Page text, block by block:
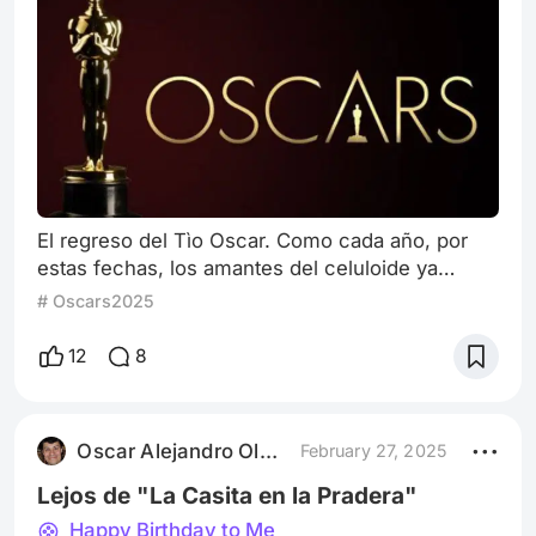
El regreso del Tìo Oscar. Como cada año, por
estas fechas, los amantes del celuloide ya
comenzamos a palpitar la entrega de los
séptimo arte: Los Oscar de La Academia. Esto
adivinando presentadores o despotricando
porque tal o cual film, actor, actriz o compositor
no integra l
# Oscars2025
12 8
Oscar Alejandro Olmedo February 27, 2025
Lejos de "La Casita en la Pradera"
Happy Birthday to Me